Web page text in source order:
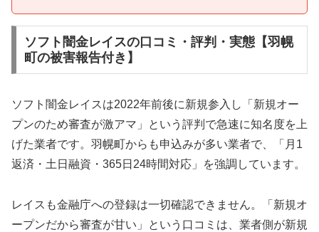
ソフト闇金レイスの口コミ・評判・実態【羽幌
町の被害報告付き】
ソフト闇金レイスは2022年前後に新規参入し「新規オー
プンのため審査が激アマ」という評判で急速に知名度を上
げた業者です。羽幌町からも申込みが多い業者で、「月1
返済・土日融資・365日24時間対応」を強調しています。
レイスも金融庁への登録は一切確認できません。「新規オ
ープンだから審査が甘い」という口コミは、業者側が新規